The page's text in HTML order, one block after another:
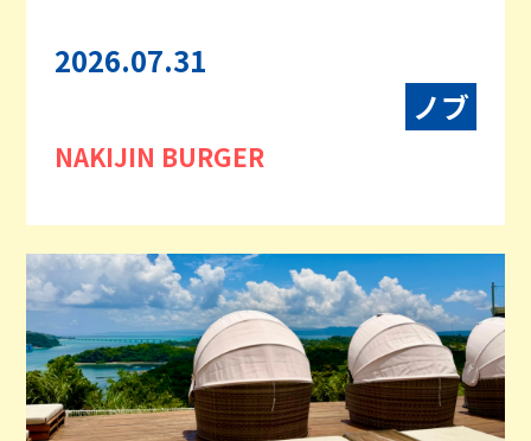
2026.07.31
ノブ
NAKIJIN BURGER